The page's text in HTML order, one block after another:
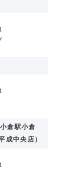
倉駅小倉
成中央店）